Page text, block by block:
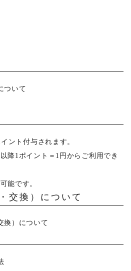
ついて
ント付与されます。
降1ポイント＝1円からご利用でき
能です。
交換）について
換）について